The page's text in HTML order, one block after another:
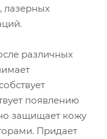
лазерных
различных
появлению
защищает кожу
Придает